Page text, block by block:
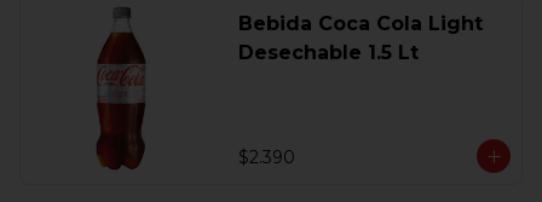
Bebida Coca Cola Light
Desechable 1.5 Lt
$2.390